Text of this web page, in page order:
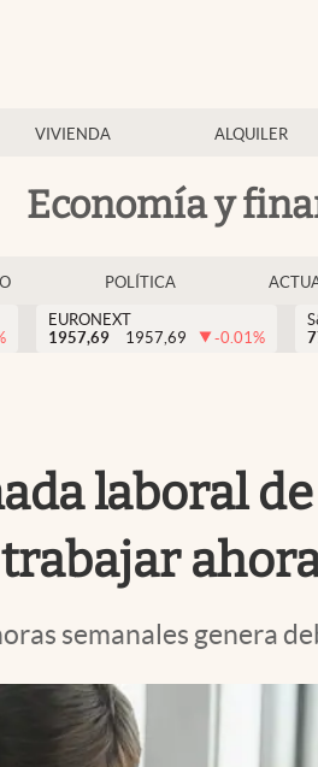
VIVIENDA ALQUILER
Economía y
POLÍTICA
EURONEXT
1957,69
1957,69 -0.01%
laboral
semanales genera